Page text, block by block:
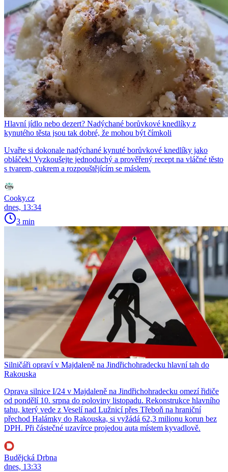
Hlavní jídlo nebo dezert? Nadýchané borůvkové knedlíky z
kynutého těsta jsou tak dobré, že mohou být čímkoli
Uvařte si dokonale nadýchané kynuté borůvkové knedlíky jako
obláček! Vyzkoušejte jednoduchý a prověřený recept na vláčné těsto
s tvarem, cukrem a rozpouštějícím se máslem.
Cooky.cz
dnes, 13:34
3 min
Silničáři opraví v Majdaleně na Jindřichohradecku hlavní tah do
Rakouska
Oprava silnice I/24 v Majdaleně na Jindřichohradecku omezí řidiče
od pondělí 10. srpna do poloviny listopadu. Rekonstrukce hlavního
tahu, který vede z Veselí nad Lužnicí přes Třeboň na hraniční
přechod Halámky do Rakouska, si vyžádá 62,3 milionu korun bez
DPH. Při částečné uzavírce projedou auta místem kyvadlově.
Budějcká Drbna
dnes, 13:33